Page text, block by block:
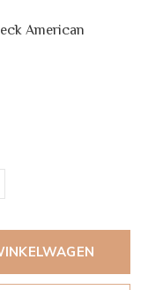
American